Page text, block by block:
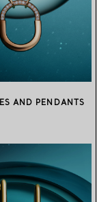
AND PENDANTS